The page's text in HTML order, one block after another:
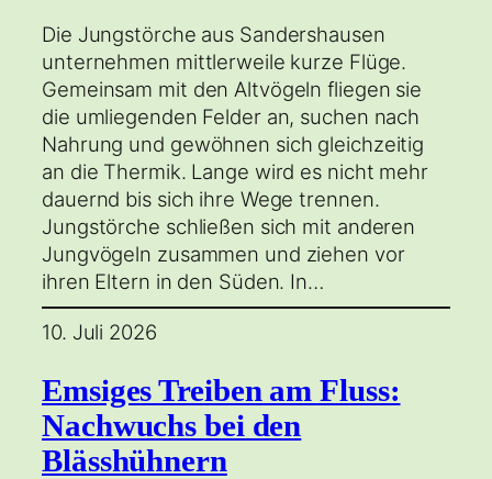
Die Jungstörche aus Sandershausen
unternehmen mittlerweile kurze Flüge.
Gemeinsam mit den Altvögeln fliegen sie
die umliegenden Felder an, suchen nach
Nahrung und gewöhnen sich gleichzeitig
an die Thermik. Lange wird es nicht mehr
dauernd bis sich ihre Wege trennen.
Jungstörche schließen sich mit anderen
Jungvögeln zusammen und ziehen vor
ihren Eltern in den Süden. In…
10. Juli 2026
Emsiges Treiben am Fluss:
Nachwuchs bei den
Blässhühnern